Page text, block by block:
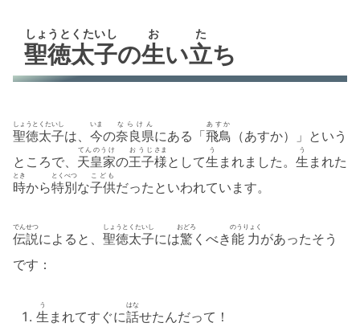
聖徳太子
しょうとくたいし
の生
お
い立
た
ち
聖徳太子
しょうとくたいし
は、 今
いま
の奈良県
ならけん
にある「飛鳥
あすか
（あすか）」という
ところで、 天皇家
てんのうけ
の王子
おうじ
様
さま
として生
う
まれました。 生
う
まれた
時
とき
から特別
とくべつ
な子供
こども
だったといわれています。
伝説
でんせつ
によると、 聖徳太子
しょうとくたいし
には驚
おどろ
くべき能力
のうりょく
があったそう
です：
生
う
まれてすぐに話
はな
せたんだって！